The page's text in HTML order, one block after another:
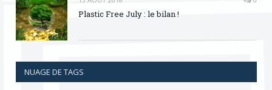
Plastic Free July : le bilan !
NUAGE DE TAGS